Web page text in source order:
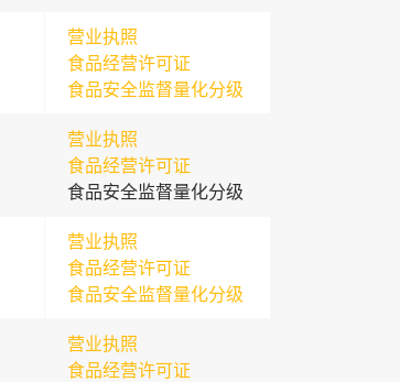
营业执照
食品经营许可证
食品安全监督量化分级
营业执照
食品经营许可证
食品安全监督量化分级
营业执照
食品经营许可证
食品安全监督量化分级
营业执照
食品经营许可证